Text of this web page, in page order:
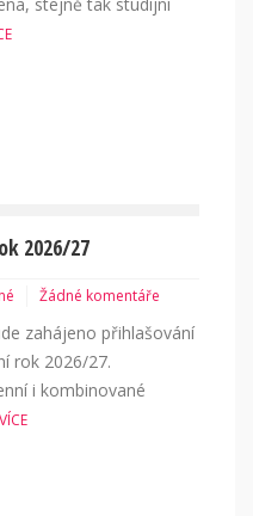
2026/27
Žádné komentáře
zahájeno přihlašování
rok 2026/27.
i kombinované